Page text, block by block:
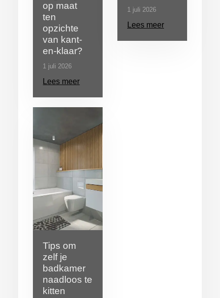
op maat
ten
opzichte
van kant-
en-klaar?
1 juli 2026
Lees meer
1 juli 2026
Lees meer
Tips om
zelf je
badkamer
naadloos te
kitten